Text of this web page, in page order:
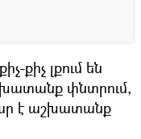
քիչ լքում են
փնտրում,
է աշխատանք